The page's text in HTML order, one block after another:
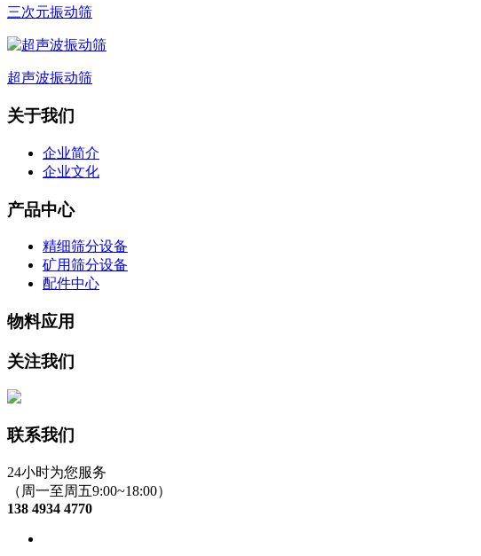
三次元振动筛
超声波振动筛
关于我们
企业简介
企业文化
产品中心
精细筛分设备
矿用筛分设备
配件中心
物料应用
关注我们
联系我们
24小时为您服务
（周一至周五9:00~18:00）
138 4934 4770